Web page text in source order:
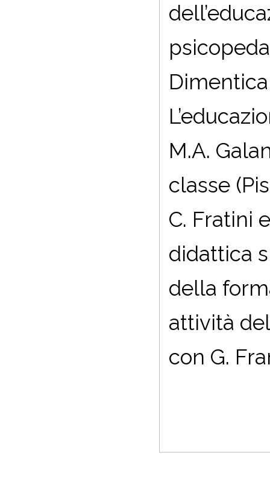
M.A.
classe
C. Fratini
didattica
della
attività
con G.